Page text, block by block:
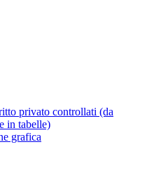
privato controllati (da
in tabelle)
grafica